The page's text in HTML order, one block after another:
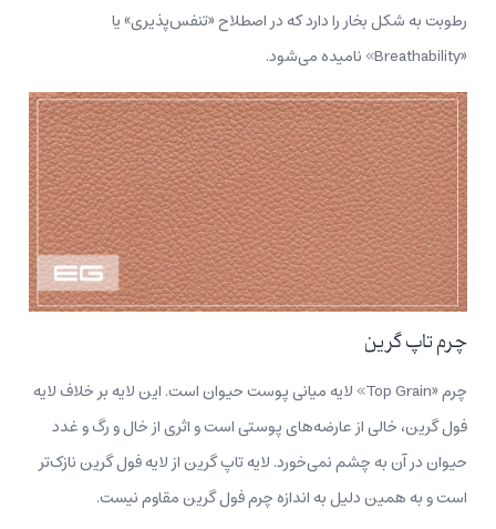
رطوبت به شکل بخار را دارد که در اصطلاح «تنفس‌پذیری» یا
«Breathability» نامیده می‌شود.
چرم تاپ گرین
چرم «Top Grain» لایه میانی پوست حیوان است. این لایه بر خلاف لایه
فول گرین، خالی از عارضه‌های پوستی است و اثری از خال و رگ و غدد
حیوان در آن به چشم نمی‌خورد. لایه تاپ گرین از لایه فول‌ گرین نازک‌تر
است و به همین دلیل به اندازه چرم فول گرین مقاوم نیست.